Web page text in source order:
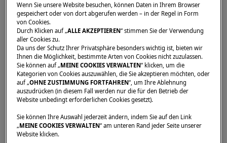
Nominierung der Lagoon 55 für das „Best
Boat 2023" des Sail Magazine
Mit diesem Preis, der von der berühmten
Zeitschrift Sail unterstützt wird, werden die
Ein- und Mehrrumpfboote ausgezeichnet, die
sich im Laufe des Jahres besonders
In diesem Jahr steht die
Wenn Sie unsere Website besuchen, können Daten in Ihrem Browser
gespeichert oder von dort abgerufen werden – in der Regel in Form
von Cookies.
Durch Klicken auf „ALLE AKZEPTIEREN“ stimmen Sie der Verwendung
aller Cookies zu.
Da uns der Schutz Ihrer Privatsphäre besonders wichtig ist, bieten wir
Ihnen die Möglichkeit, bestimmte Arten von Cookies nicht zuzulassen.
Sie können auf „MEINE COOKIES VERWALTEN“ klicken, um die
Kategorien von Cookies auszuwählen, die Sie akzeptieren möchten, oder
auf „OHNE ZUSTIMMUNG FORTFAHREN“, um Ihre Ablehnung
auszudrücken (in diesem Fall werden nur die für den Betrieb der
Website unbedingt erforderlichen Cookies gesetzt).
Sie können Ihre Auswahl jederzeit ändern, indem Sie auf den Link
„MEINE COOKIES VERWALTEN“ am unteren Rand jeder Seite unserer
Website klicken.